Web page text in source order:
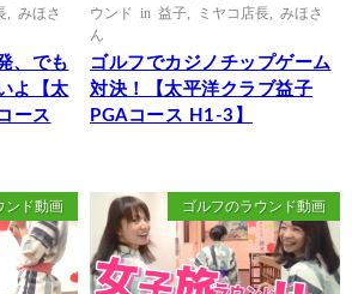
みほさ
、でも
よ【太
ース
ウンド in 益子
ミヤコ店長
みほさ
ん
ゴルフでカジノチップゲーム
対決！【太平洋クラブ益子
PGAコース H1-3】
ンド動画 ゴルフのラウンド動画